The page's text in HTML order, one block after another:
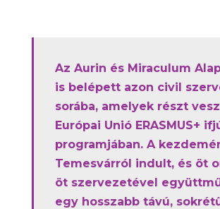
Az Aurin és Miraculum
is belépett azon civil
sorába, amelyek részt
Európai Unió ERASMUS+
programjában. A
Temesvárról indult, és öt
öt szervezetével
egy hosszabb távú,